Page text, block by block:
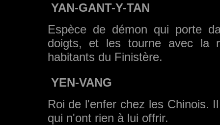
YAN-GANT-Y-TAN
Espèce de démon qui porte
doigts, et les tourne avec la
habitants du Finistère.
YEN-VANG
Roi de l'enfer chez les Chinois.
qui n'ont rien à lui offrir.